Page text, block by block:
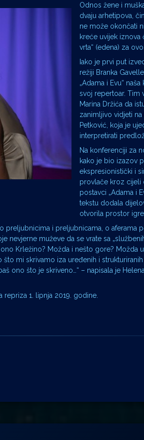
Odnos žene i
dvaju arhetipova,
ne može okončati
kreće uvijek iznova
vrta“ (edena) za
Iako je prvi put
režiji Branka
„Adama i Evu“
svoj repertoar. Tim
Marina Držića da
zanimljivo vidjeti
Petković, koja je
interpretirati
Na konferenciji za
kako je bio izazov
ekspresionistički i
provlače kroz cijeli
postavci „Adama i
tekstu dodala
otvorila prostor igre.
preljubnicima i preljubnicama, o aferama
nevjerne muževe da se vrate sa
Krležino? Možda i nešto gore? Možda
mi skrivamo iza uređenih i
ono što je skriveno…“ – napisala je
repriza 1. lipnja 2019. godine.